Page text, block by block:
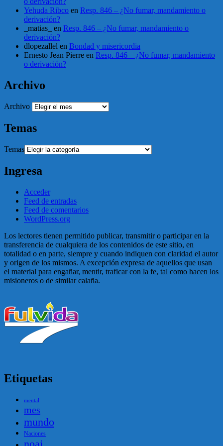
Yehuda Ribco en Resp. 846 – ¿No fumar, mandamiento o
derivación?
_matias_
en Resp. 846 – ¿No fumar, mandamiento o
derivación?
dlopezallel en Bondad y misericordia
Ernesto Jean Pierre en Resp. 846 – ¿No fumar, mandamiento
o derivación?
Archivo
Archivo
Temas
Temas
Ingresa
Acceder
Feed de entradas
Feed de comentarios
WordPress.org
Los lectores tienen permitido publicar, transmitir o participar en la
transferencia de cualquiera de los contenidos de este sitio, en
totalidad o en parte, siempre y cuando indiquen con claridad el autor
y origen de los mismos. A excepción expresa de aquellos que usan
el material para engañar, mentir, traficar con la fe, tal como hacen los
misioneros o de similar calaña.
Etiquetas
mental
mes
mundo
Naciones
noaj